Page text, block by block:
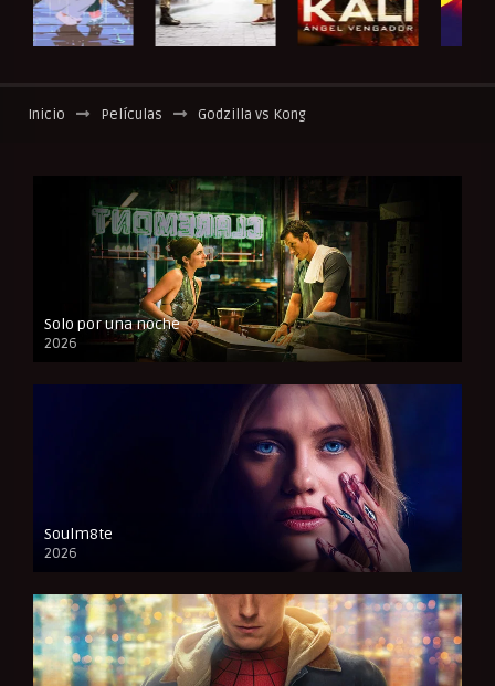
Inicio Películas Godzilla vs Kong
Solo por una noche
2026
CAM
Soulm8te
2026
FULL HD